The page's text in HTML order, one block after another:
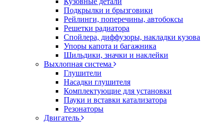
Подкрылки и брызговики
Рейлинги, поперечины, автобоксы
Решетки радиатора
Спойлера, диффузоры, накладки кузова
Упоры капота и багажника
Шильдики, значки и наклейки
Выхлопная система
Глушители
Насадки глушителя
Комплектующие для установки
Пауки и вставки катализатора
Резонаторы
Двигатель